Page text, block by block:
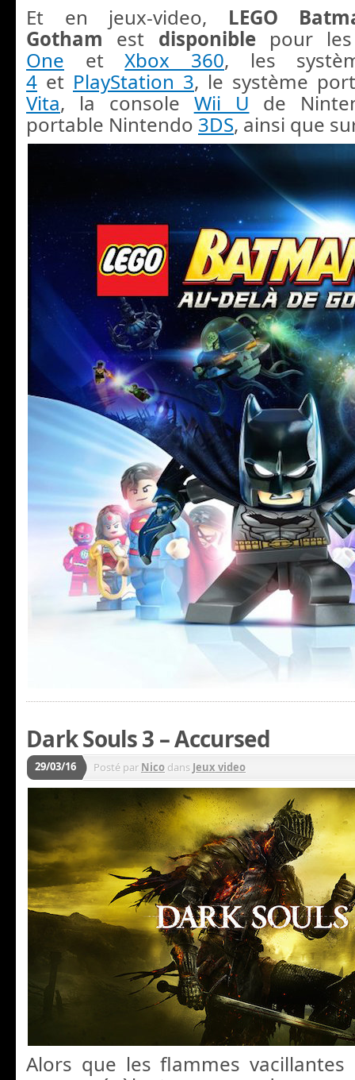
Et en jeux-video, LEGO
Gotham est disponiblepour
One etXbox 360, les
4 et PlayStation 3, le système
Vita, la console Wii U de
portable Nintendo 3DS, ainsi que
Dark Souls 3 – Accursed
29/03/16 Posté par Nico dans Jeux video
Alors que les flammes